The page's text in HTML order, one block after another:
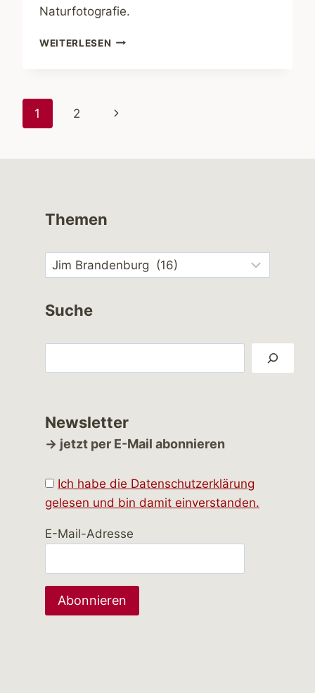
Naturfotografie.
WEITERLESEN JIM
THE
Seitennavigation
1 2
Nächste
Themen
Suche
Newsletter
→ jetzt per E-Mail abonnieren
Ich habe die Datenschutzerklärung
gelesen und bin damit einverstanden.
E-Mail-Adresse